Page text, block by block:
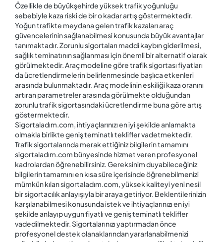
Özellikle de büyükşehirde yüksek trafik yoğunluğu
sebebiyle kaza riski de bir o kadar artış göstermektedir.
Yoğun trafikte meydana gelen trafik kazaları araç
güvencelerinin sağlanabilmesi konusunda büyük avantajlar
tanımaktadır. Zorunlu sigortaları maddi kaybın giderilmesi,
sağlık teminatının sağlanması için önemli bir alternatif olarak
görülmektedir. Araç modeline göre trafik sigortası fiyatları
da ücretlendirmelerin belirlenmesinde başlıca etkenleri
arasında bulunmaktadır. Araç modelinin eskiliği kaza oranını
artıran parametreler arasında görülmekte olduğundan
zorunlu trafik sigortasındaki ücretlendirme buna göre artış
göstermektedir.
Sigortaladım.com, ihtiyaçlarınızı en iyi şekilde anlamakta
olmakla birlikte geniş teminatlı teklifler vadetmektedir.
Trafik sigortalarında merak ettiğiniz bilgilerin tamamını
sigortaladım.com bünyesinde hizmet veren profesyonel
kadrolardan öğrenebilirsiniz. Gereksinim duyabileceğiniz
bilgilerin tamamını en kısa süre içerisinde öğrenebilmenizi
mümkün kılan sigortaladım.com, yüksek kaliteyi yeni nesil
bir sigortacılık anlayışıyla bir araya getiriyor. Beklentilerinizin
karşılanabilmesi konusunda istek ve ihtiyaçlarınızı en iyi
şekilde anlayıp uygun fiyatlı ve geniş teminatlı teklifler
vadedilmektedir. Sigortalarınızı yaptırmadan önce
profesyonel destek olanaklarından yararlanabilmenizi